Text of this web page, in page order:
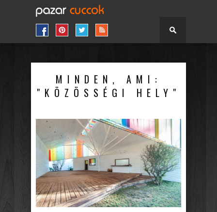
MINDEN, AMI:
"KÖZÖSSÉGI HELY"